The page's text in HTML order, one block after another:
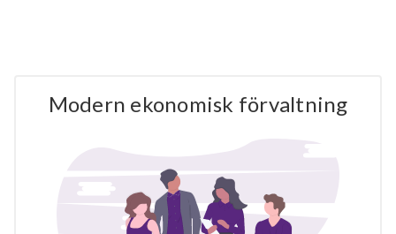
Modern ekonomisk förvaltning